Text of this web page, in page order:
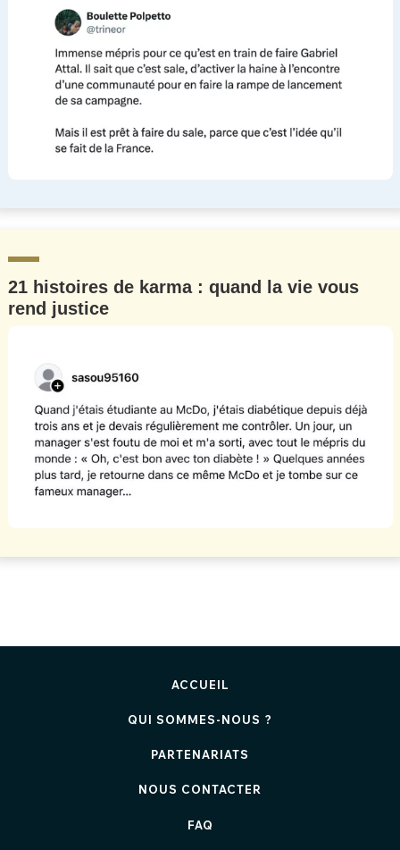
21 histoires de karma : quand la vie vous
rend justice
ACCUEIL
QUI SOMMES-NOUS ?
PARTENARIATS
NOUS CONTACTER
FAQ